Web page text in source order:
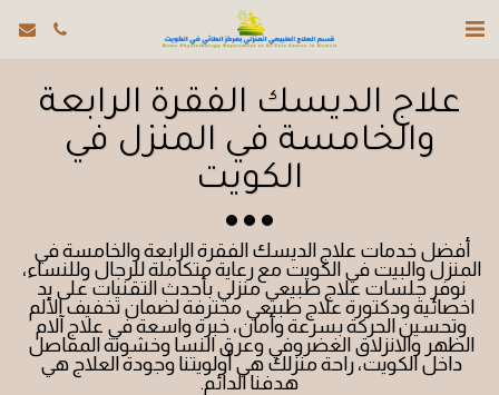
علاج الديسك الفقرة الرابعة
والخامسة في المنزل في
الكويت
داخل الكويت، راحة منزلك هي أولويتنا وجودة العلاج هي
هدفنا الدائم.